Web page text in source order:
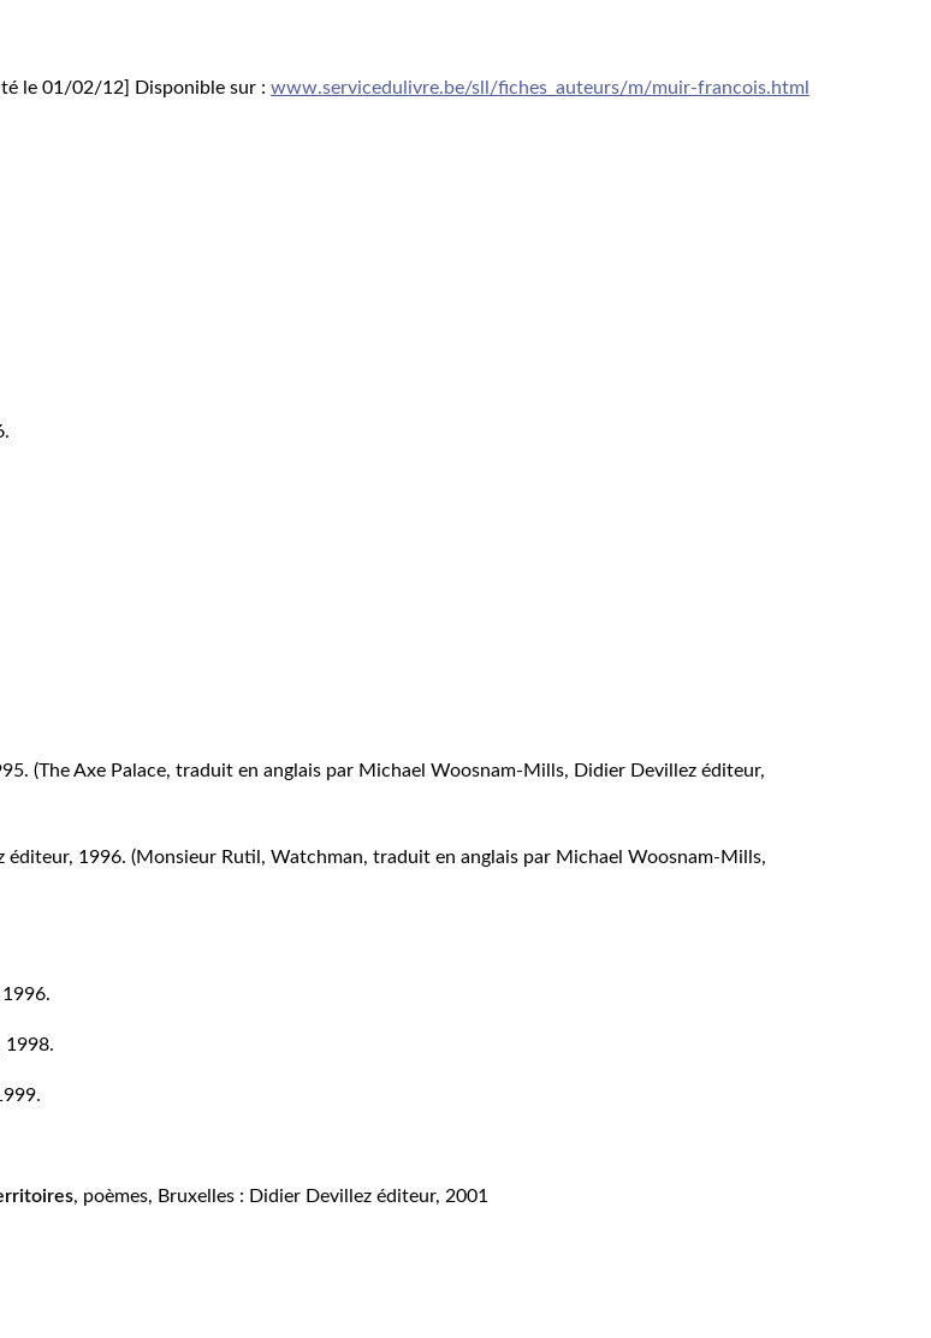
le 01/02/12] Disponible sur : www.servicedulivre.be/sll/fiches_auteurs/m/muir-francois.html
(The Axe Palace, traduit en anglais par Michael Woosnam-Mills, Didier Devillez éditeur,
éditeur, 1996. (Monsieur Rutil, Watchman, traduit en anglais par Michael Woosnam-Mills,
1998.
, poèmes, Bruxelles : Didier Devillez éditeur, 2001